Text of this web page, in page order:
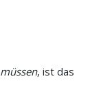
müssen, ist das